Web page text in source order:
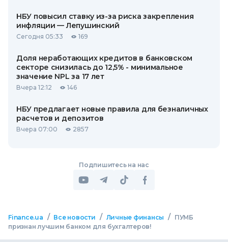
НБУ повысил ставку из-за риска закрепления
инфляции — Лепушинский
Сегодня 05:33 169
Доля неработающих кредитов в банковском
секторе снизилась до 12,5% - минимальное
значение NPL за 17 лет
Вчера 12:12 146
НБУ предлагает новые правила для безналичных
расчетов и депозитов
Вчера 07:00 2857
Подпишитесь на нас
Finance.ua / Все новости / Личные финансы /
ПУМБ
признан лучшим банком для бухгалтеров!